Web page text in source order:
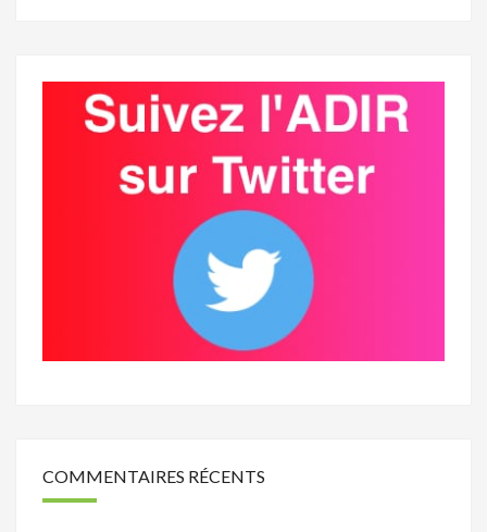
COMMENTAIRES RÉCENTS